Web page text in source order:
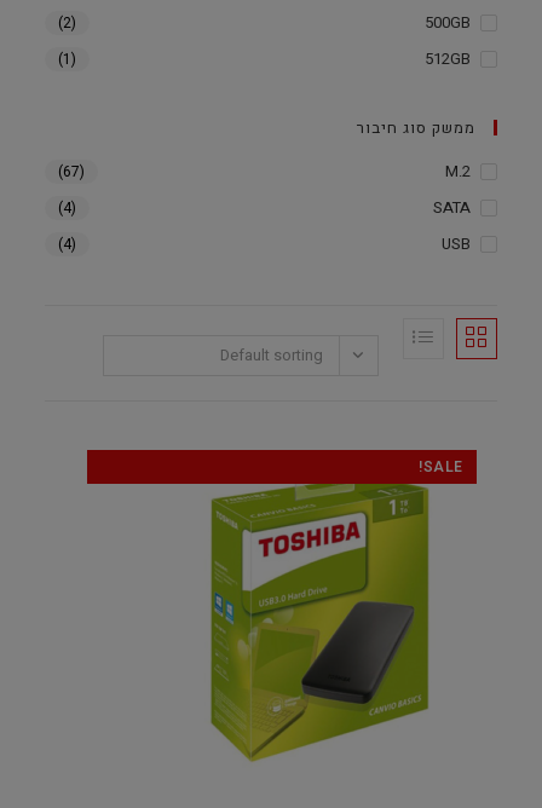
500GB
(2)
512GB
(1)
ממשק סוג חיבור
M.2
(67)
SATA
(4)
USB
(4)
Default sorting
SALE!